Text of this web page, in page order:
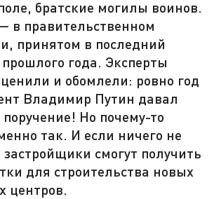
братские могилы воинов.
в правительственном
принятом в последний
года. Эксперты
и обомлели: ровно год
Владимир Путин давал
поручение! Но почему-то
так. И если ничего не
смогут получить
для строительства новых
центров.